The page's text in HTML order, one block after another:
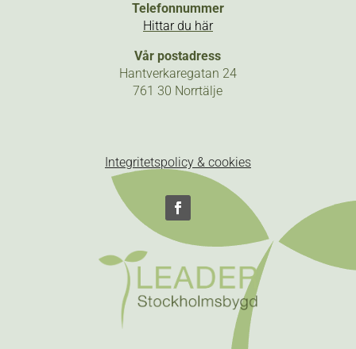
Telefonnummer
Hittar du här
Vår postadress
Hantverkaregatan 24
761 30 Norrtälje
Integritetspolicy & cookies